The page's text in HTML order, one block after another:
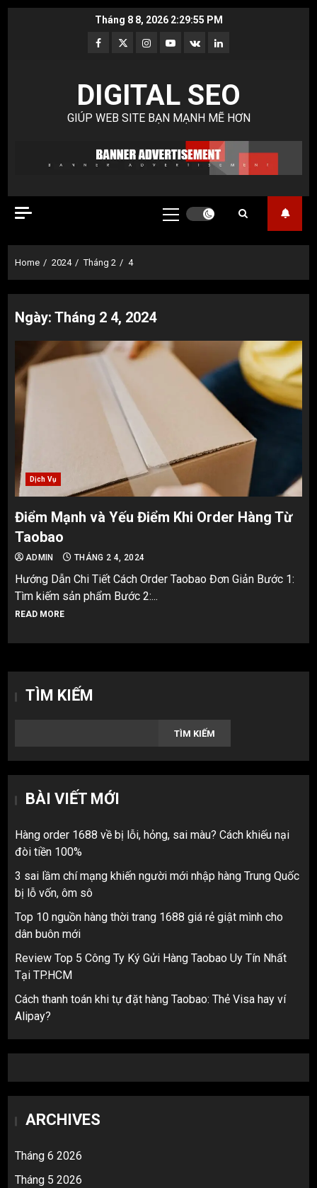
Tháng 8 8, 2026 2:29:55 PM
Facebook
TwitterInstagram
Youtube
VK LinkedIn
DIGITAL SEO
GIÚP WEB SITE BẠN MẠNH MẼ HƠN
Primary
Home 2024 Tháng 2 4
Ngày: Tháng 2 4, 2024
Dịch Vụ
Điểm Mạnh và Yếu Điểm Khi Order Hàng Từ
Taobao
ADMIN THÁNG 2 4, 2024
Hướng Dẫn Chi Tiết Cách Order Taobao Đơn Giản Bước 1:
Tìm kiếm sản phẩm Bước 2:...
READ MORE
TÌM KIẾM
TÌM KIẾM
BÀI VIẾT MỚI
Hàng order 1688 về bị lỗi, hỏng, sai màu? Cách khiếu nại
đòi tiền 100%
3 sai lầm chí mạng khiến người mới nhập hàng Trung Quốc
bị lỗ vốn, ôm sô
Top 10 nguồn hàng thời trang 1688 giá rẻ giật mình cho
dân buôn mới
Review Top 5 Công Ty Ký Gửi Hàng Taobao Uy Tín Nhất
Tại TP.HCM
Cách thanh toán khi tự đặt hàng Taobao: Thẻ Visa hay ví
Alipay?
ARCHIVES
Tháng 6 2026
Tháng 5 2026